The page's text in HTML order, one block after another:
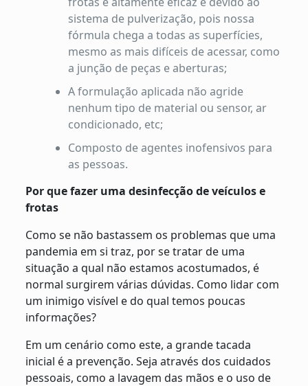
sistema de pulverização, pois nossa
fórmula chega a todas as superfícies,
mesmo as mais difíceis de acessar, como
a junção de peças e aberturas;
A formulação aplicada não agride
nenhum tipo de material ou sensor, ar
condicionado, etc;
Composto de agentes inofensivos para
as pessoas.
Por que fazer uma desinfecção de veículos e
frotas
Como se não bastassem os problemas que uma
pandemia em si traz, por se tratar de uma
situação a qual não estamos acostumados, é
normal surgirem várias dúvidas. Como lidar com
um inimigo visível e do qual temos poucas
informações?
Em um cenário como este, a grande tacada
inicial é a prevenção. Seja através dos cuidados
pessoais, como a lavagem das mãos e o uso de